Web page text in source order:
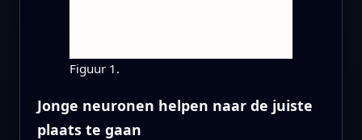
Figuur 1.
Jonge neuronen helpen naar de juiste
plaats te gaan